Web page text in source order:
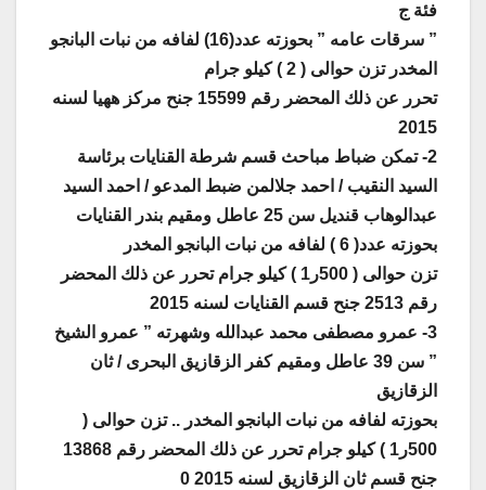
فئة ج
” سرقات عامه ” بحوزته عدد(16) لفافه من نبات البانجو
المخدر تزن حوالى ( 2 ) كيلو جرام
تحرر عن ذلك المحضر رقم 15599 جنح مركز ههيا لسنه
2015
2- تمكن ضباط مباحث قسم شرطة القنايات برئاسة
السيد النقيب / احمد جلالمن ضبط المدعو / احمد السيد
عبدالوهاب قنديل سن 25 عاطل ومقيم بندر القنايات
بحوزته عدد( 6 ) لفافه من نبات البانجو المخدر
تزن حوالى ( 500ر1 ) كيلو جرام تحرر عن ذلك المحضر
رقم 2513 جنح قسم القنايات لسنه 2015
3- عمرو مصطفى محمد عبدالله وشهرته ” عمرو الشيخ
” سن 39 عاطل ومقيم كفر الزقازيق البحرى / ثان
الزقازيق
بحوزته لفافه من نبات البانجو المخدر .. تزن حوالى (
500ر1 ) كيلو جرام تحرر عن ذلك المحضر رقم 13868
جنح قسم ثان الزقازيق لسنه 2015 0